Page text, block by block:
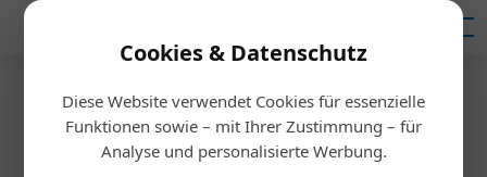
Cookies & Datenschutz
Diese Website verwendet Cookies für essenzielle
Funktionen sowie – mit Ihrer Zustimmung – für
Analyse und personalisierte Werbung.
Startseite/Meldungen
Auszeichnung